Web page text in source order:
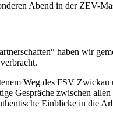
Abend in der ZEV-
haben wir
Weg des FSV
Gespräche zwischen
Einblicke in die